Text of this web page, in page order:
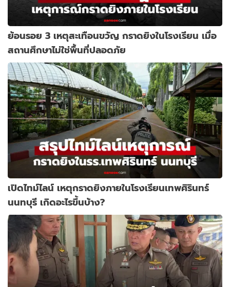
ย้อนรอย 3 เหตุสะเทือนขวัญ กราดยิงในโรงเรียน เมื่อ
สถานศึกษาไม่ใช่พื้นที่ปลอดภัย
เปิดไทม์ไลน์ เหตุกราดยิงภายในโรงเรียนเทพศิรินทร์
นนทบุรี เกิดอะไรขึ้นบ้าง?